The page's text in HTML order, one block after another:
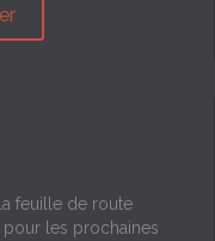
feuille de route
pour les prochaines